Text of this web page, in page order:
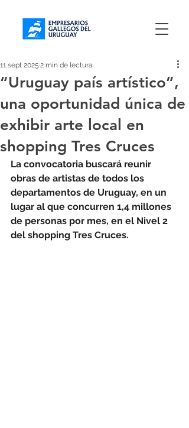
“Uruguay país artístico”,
una oportunidad única de
exhibir arte local en
shopping Tres Cruces
11 sept 2025 2 min de lectura
La convocatoria buscará reunir
obras de artistas de todos los
departamentos de Uruguay, en un
lugar al que concurren 1,4 millones
de personas por mes, en el Nivel 2
del shopping Tres Cruces.